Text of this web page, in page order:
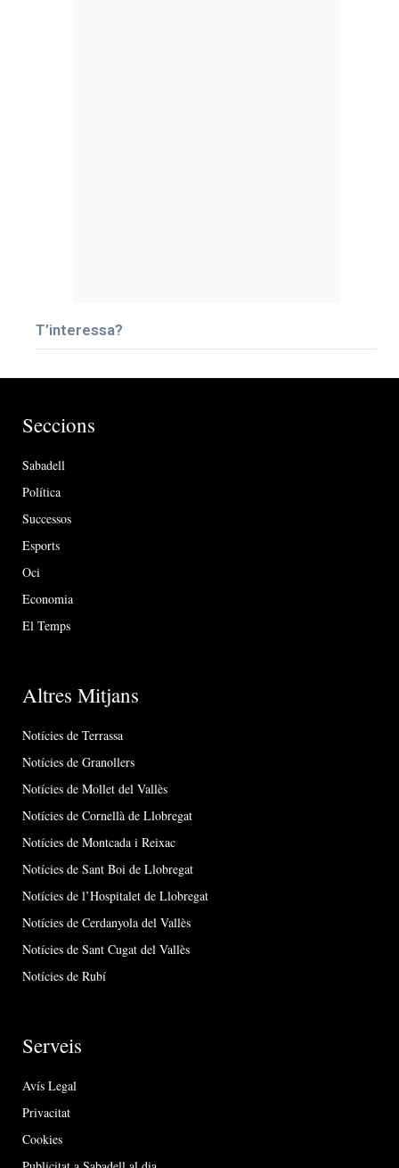
T’interessa?
Seccions
Sabadell
Política
Successos
Esports
Oci
Economia
El Temps
Altres Mitjans
Notícies de Terrassa
Notícies de Granollers
Notícies de Mollet del Vallès
Notícies de Cornellà de Llobregat
Notícies de Montcada i Reixac
Notícies de Sant Boi de Llobregat
Notícies de l’Hospitalet de Llobregat
Notícies de Cerdanyola del Vallès
Notícies de Sant Cugat del Vallès
Notícies de Rubí
Serveis
Avís Legal
Privacitat
Cookies